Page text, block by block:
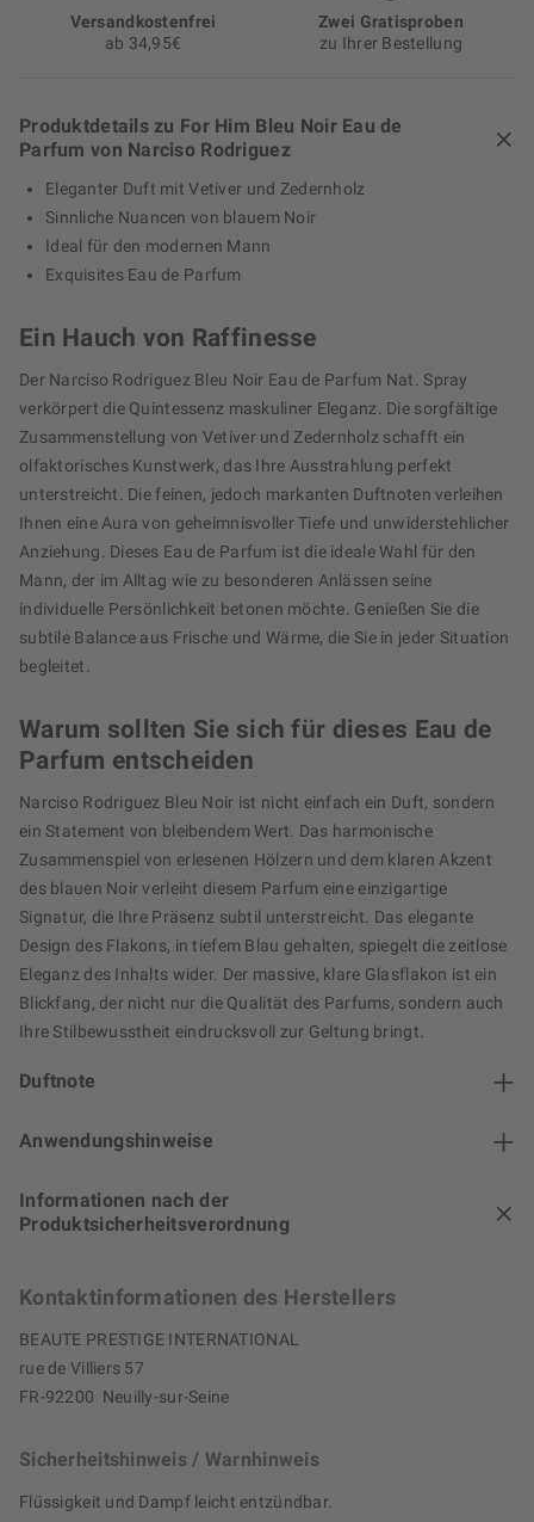
Versand­kosten­frei
ab 34,95€
Zwei Gratisproben
zu Ihrer Bestellung
Produktdetails zu For Him Bleu Noir Eau de
Parfum von Narciso Rodriguez
Eleganter Duft mit Vetiver und Zedernholz
Sinnliche Nuancen von blauem Noir
Ideal für den modernen Mann
Exquisites Eau de Parfum
Ein Hauch von Raffinesse
Der Narciso Rodriguez Bleu Noir Eau de Parfum Nat. Spray
verkörpert die Quintessenz maskuliner Eleganz. Die sorgfältige
Zusammenstellung von Vetiver und Zedernholz schafft ein
olfaktorisches Kunstwerk, das Ihre Ausstrahlung perfekt
unterstreicht. Die feinen, jedoch markanten Duftnoten verleihen
Ihnen eine Aura von geheimnisvoller Tiefe und unwiderstehlicher
Anziehung. Dieses Eau de Parfum ist die ideale Wahl für den
Mann, der im Alltag wie zu besonderen Anlässen seine
individuelle Persönlichkeit betonen möchte. Genießen Sie die
subtile Balance aus Frische und Wärme, die Sie in jeder Situation
begleitet.
Warum sollten Sie sich für dieses Eau de
Parfum entscheiden
Narciso Rodriguez Bleu Noir ist nicht einfach ein Duft, sondern
ein Statement von bleibendem Wert. Das harmonische
Zusammenspiel von erlesenen Hölzern und dem klaren Akzent
des blauen Noir verleiht diesem Parfum eine einzigartige
Signatur, die Ihre Präsenz subtil unterstreicht. Das elegante
Design des Flakons, in tiefem Blau gehalten, spiegelt die zeitlose
Eleganz des Inhalts wider. Der massive, klare Glasflakon ist ein
Blickfang, der nicht nur die Qualität des Parfums, sondern auch
Ihre Stilbewusstheit eindrucksvoll zur Geltung bringt.
Duftnote
Anwendungshinweise
Informationen nach der
Produktsicherheitsverordnung
Kontaktinformationen des Herstellers
BEAUTE PRESTIGE INTERNATIONAL
rue de Villiers 57
FR-92200 Neuilly-sur-Seine
Sicherheitshinweis / Warnhinweis
Flüssigkeit und Dampf leicht entzündbar.